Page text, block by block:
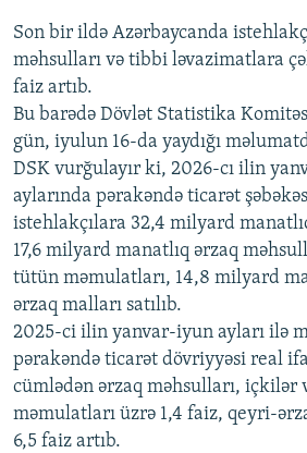
Auto 240p 360p
720p 1080p
Son bir ildə Azərbaycanda
məhsulları və tibbi ləvazimatlara
faiz artıb.
Bu barədə Dövlət Statistika
gün, iyulun 16-da yaydığı
DSK vurğulayır ki, 2026-cı ilin
aylarında pərakəndə ticarət
istehlakçılara 32,4 milyard
17,6 milyard manatlıq ərzaq
tütün məmulatları, 14,8 milyard
ərzaq malları satılıb.
2025-ci ilin yanvar-iyun ayları ilə
pərakəndə ticarət dövriyyəsi real
cümlədən ərzaq məhsulları, içkilər
məmulatları üzrə 1,4 faiz, qeyri-
6,5 faiz artıb.